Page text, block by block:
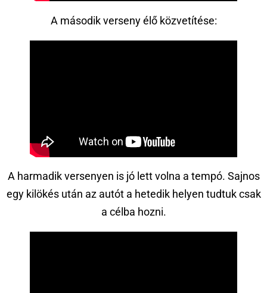
A második verseny élő közvetítése:
A harmadik versenyen is jó lett volna a tempó. Sajnos
egy kilökés után az autót a hetedik helyen tudtuk csak
a célba hozni.